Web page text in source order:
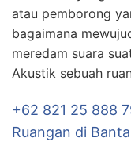
atau pemborong
bagaimana
meredam suara
Akustik sebuah
+62 821 25 888
Ruangan di